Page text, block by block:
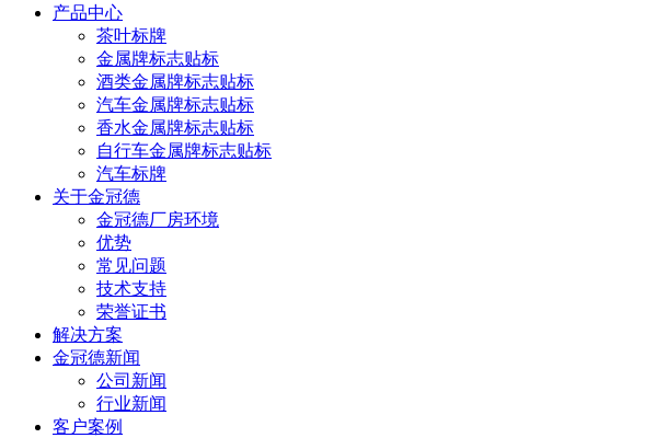
产品中心
茶叶标牌
金属牌标志贴标
酒类金属牌标志贴标
汽车金属牌标志贴标
香水金属牌标志贴标
自行车金属牌标志贴标
汽车标牌
关于金冠德
金冠德厂房环境
优势
常见问题
技术支持
荣誉证书
解决方案
金冠德新闻
公司新闻
行业新闻
客户案例